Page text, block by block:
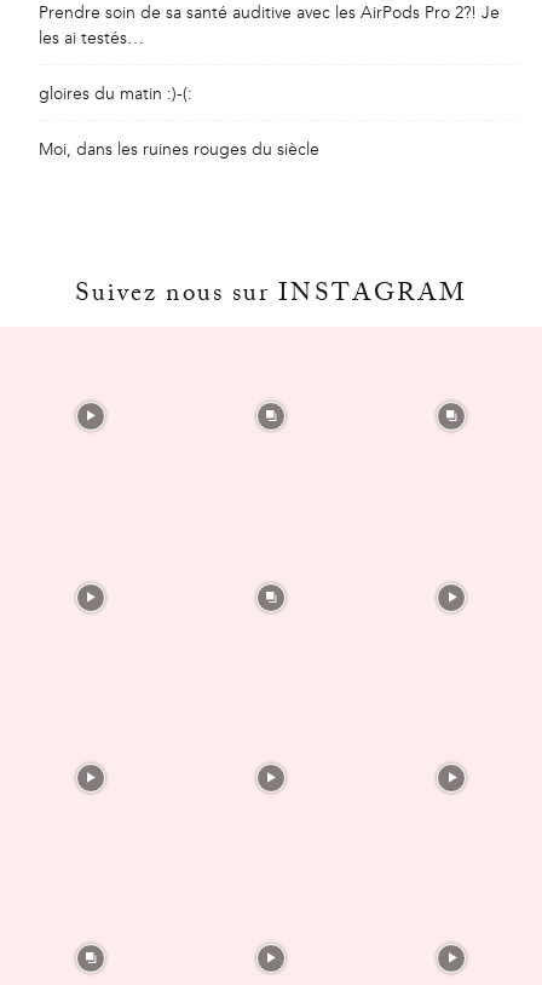
Prendre soin de sa santé auditive avec les AirPods Pro 2?! Je
les ai testés…
gloires du matin :)-(:
Moi, dans les ruines rouges du siècle
Suivez nous sur INSTAGRAM